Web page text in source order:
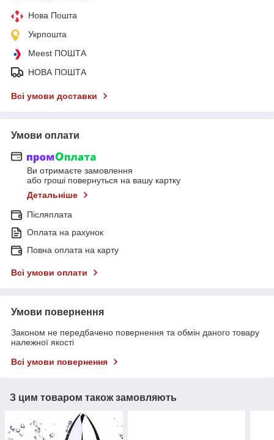
Нова Пошта
Укрпошта
Meest ПОШТА
НОВА ПОШТА
Всі умови доставки
Умови оплати
Ви отримаєте замовлення
або гроші повернуться на вашу картку
Детальніше
Післяплата
Оплата на рахунок
Повна оплата на карту
Всі умови оплати
Умови повернення
Законом не передбачено повернення та обмін даного товару
належної якості
Всі умови повернення
З цим товаром також замовляють